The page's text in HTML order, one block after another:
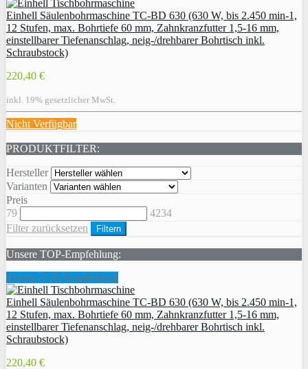
Einhell Säulenbohrmaschine TC-BD 630 (630 W, bis 2.450 min-1,
12 Stufen, max. Bohrtiefe 60 mm, Zahnkranzfutter 1,5-16 mm,
einstellbarer Tiefenanschlag, neig-/drehbarer Bohrtisch inkl.
Schraubstock)
220,40 €
inkl. 19% gesetzlicher MwSt.
Nicht Verfügbar
PRODUKTFILTER:
Hersteller
Varianten
Preis
79
4234
Filter zurücksetzen
Filtern
Unsere TOP-Empfehlung:
Unsere TOP-Empfehlung
Einhell Säulenbohrmaschine TC-BD 630 (630 W, bis 2.450 min-1,
12 Stufen, max. Bohrtiefe 60 mm, Zahnkranzfutter 1,5-16 mm,
einstellbarer Tiefenanschlag, neig-/drehbarer Bohrtisch inkl.
Schraubstock)
220,40 €